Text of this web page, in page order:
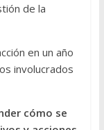
de la
en un año
involucrados
cómo se